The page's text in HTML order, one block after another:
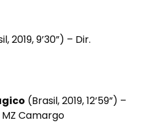
2019, 9’30”) – Dir.
(Brasil, 2019, 12’59”) –
MZ Camargo